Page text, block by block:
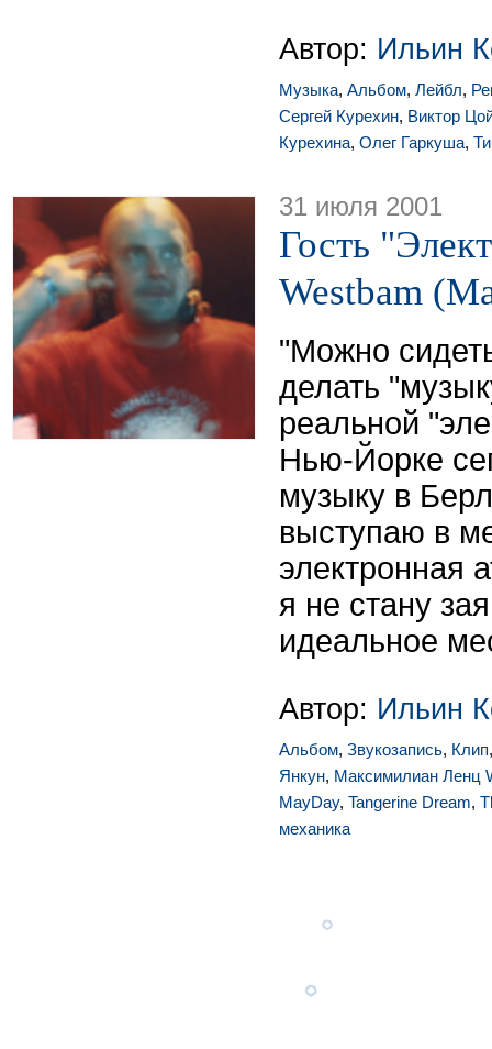
Автор: Ильин
Музыка, Альбом, Лейбл,
Сергей Курехин, Виктор
Курехина, Олег Гаркуша,
31 июля 2001
Гость
Westbam
"Можно
делать
реальной
Нью-Йорке
музыку в
выступаю в
электронная
я не стану
идеальное
Автор: Ильин
Альбом, Звукозапись, Клип
Янкун, Максимилиан Ленц
MayDay, Tangerine Dream,
механика